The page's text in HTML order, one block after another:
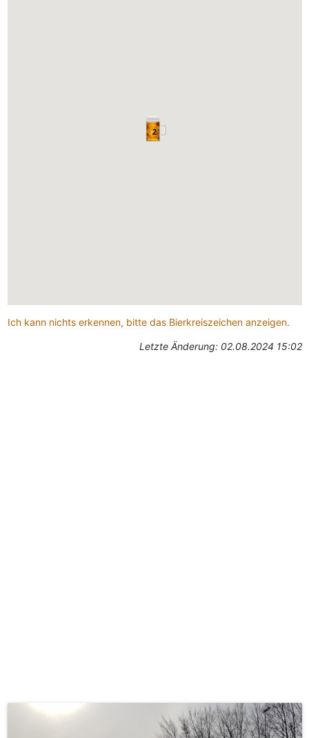
2
Ich kann nichts erkennen, bitte das Bierkreiszeichen anzeigen.
Letzte Änderung: 02.08.2024 15:02